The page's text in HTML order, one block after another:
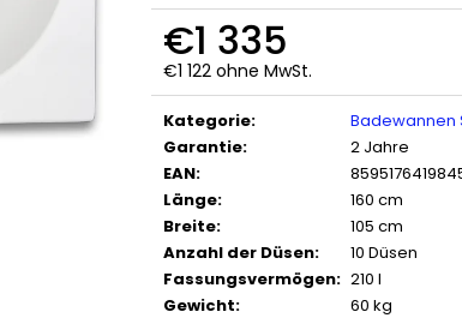
€1 335
€1 122 ohne MwSt.
Verkaufspreis:
Kategorie:
Badewannen
Garantie:
2 Jahre
EAN:
Länge:
160 cm
Breite:
105 cm
Anzahl der Düsen:
10 Düsen
Fassungsvermögen: 210 l
Gewicht:
60 kg